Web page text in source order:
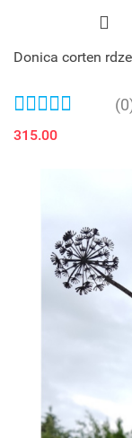
Donica corten
315.00